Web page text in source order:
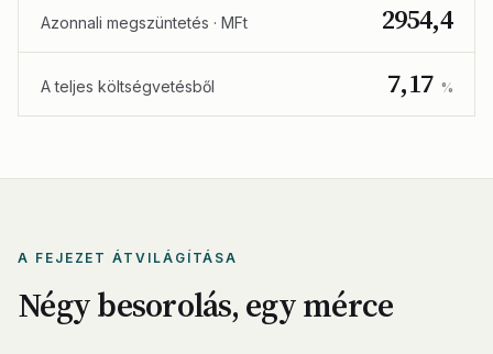
Azonnali megszüntetés · MFt 2954,4
A teljes költségvetésből 7,17 %
A FEJEZET ÁTVILÁGÍTÁSA
Négy besorolás, egy mérce